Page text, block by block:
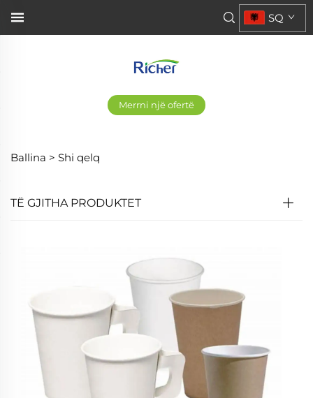
Merrni një ofertë
SQ
Ballina > Shi qelq
TË GJITHA PRODUKTET